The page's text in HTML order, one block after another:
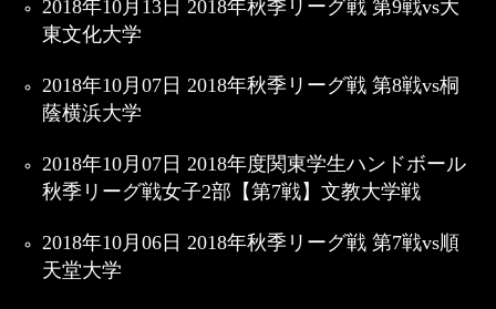
2018年10月13日 2018年秋季リーグ戦 第9戦vs大
東文化大学
2018年10月07日 2018年秋季リーグ戦 第8戦vs桐
蔭横浜大学
2018年10月07日 2018年度関東学生ハンドボール
秋季リーグ戦女子2部【第7戦】文教大学戦
2018年10月06日 2018年秋季リーグ戦 第7戦vs順
天堂大学